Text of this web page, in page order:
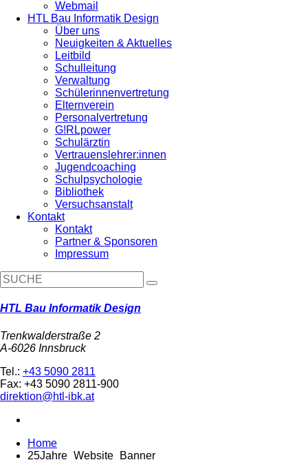
Webmail
HTL Bau Informatik Design
Über uns
Neuigkeiten & Aktuelles
Leitbild
Schulleitung
Verwaltung
Schülerinnenvertretung
Elternverein
Personalvertretung
G!RLpower
Schulärztin
Vertrauenslehrer:innen
Jugendcoaching
Schulpsychologie
Bibliothek
Versuchsanstalt
Kontakt
Kontakt
Partner & Sponsoren
Impressum
HTL Bau Informatik Design
Trenkwalderstraße 2
A-6026 Innsbruck
Tel.: +43 5090 2811
Fax: +43 5090 2811-900
direktion@htl-ibk.at
Home
25Jahre_Website_Banner